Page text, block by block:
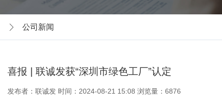
公司新闻
喜报 | 联诚发获“深圳市绿色工厂”认定
发布者：联诚发 时间：2024-08-21 15:08 浏览量：6876